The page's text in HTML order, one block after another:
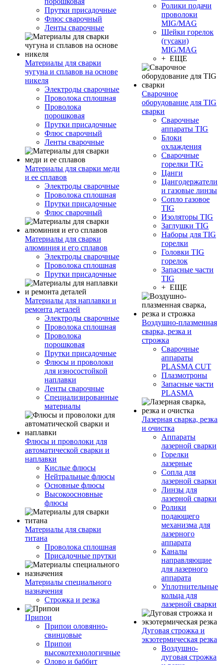
Прутки присадочные
Флюс сварочный
Ленты сварочные
Материалы для сварки
чугуна и сплавов на основе
никеля
Электроды сварочные
Проволока сплошная
Проволока
порошковая
Прутки присадочные
Флюс сварочный
Ленты сварочные
Материалы для сварки меди
и ее сплавов
Электроды сварочные
Проволока сплошная
Прутки присадочные
Флюс сварочный
Материалы для сварки
алюминия и его сплавов
Электроды сварочные
Проволока сплошная
Прутки присадочные
Материалы для наплавки и
ремонта деталей
Электроды сварочные
Проволока сплошная
Проволока
порошковая
Прутки присадочные
Флюсы и проволоки
для износостойкой
наплавки
Ленты сварочные
Специализированные
материалы
Флюсы и проволоки для
автоматической сварки и
наплавки
Кислые флюсы
Нейтральные флюсы
Основные флюсы
Высокоосновные
флюсы
Материалы для сварки
титана
Проволока сплошная
Присадочные прутки
Материалы специального
назначения
Строжка и резка
Припои
Припои оловянно-
свинцовые
Припои
высокотехнологичные
Олово и баббит
Ролики подачи
проволоки
MIG/MAG
Шейки горелок
(гусаки)
MIG/MAG
+ ЕЩЕ
Сварочное
оборудование для TIG
сварки
Сварочные
аппараты TIG
Блоки
охлаждения
Сварочные
горелки TIG
Цанги
Цангодержатели
и газовые линзы
Сопло газовое
TIG
Изоляторы TIG
Заглушки TIG
Наборы для TIG
горелки
Головки TIG
горелок
Запасные части
TIG
+ ЕЩЕ
Воздушно-плазменная
сварка, резка и
строжка
Сварочные
аппараты
PLASMA CUT
Плазмотроны
Запасные части
PLASMA
Лазерная сварка, резка
и очистка
Аппараты
лазерной сварки
Горелки
лазерные
Сопла для
лазерной сварки
Линзы для
лазерной сварки
Ролики
подающего
механизма для
лазерного
аппарата
Каналы
направляющие
для лазерного
аппарата
Уплотнительные
кольца для
лазерной сварки
Дуговая строжка и
экзотермическая резка
Воздушно-
дуговая строжка